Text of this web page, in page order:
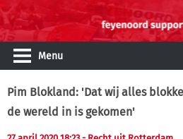
Menu
Pim Blokland: 'Dat wij alles
de wereld in is gekomen'